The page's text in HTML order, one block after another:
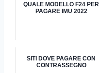
QUALE MODELLO F24 PER
PAGARE IMU 2022
SITI DOVE PAGARE CON
CONTRASSEGNO